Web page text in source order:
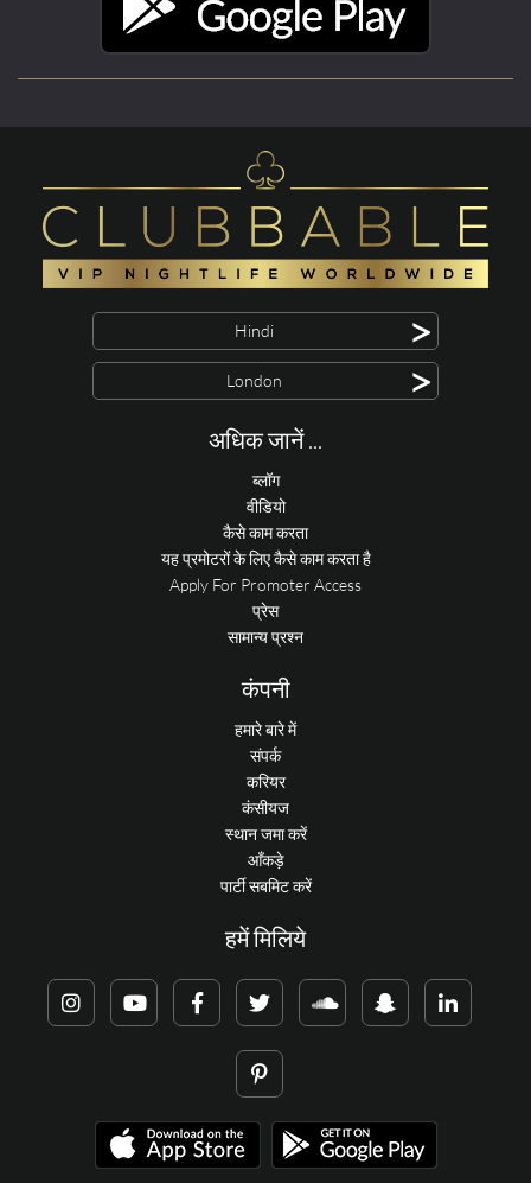
Hindi >
London >
अधिक जानें ...
ब्लॉग
वीडियो
कैसे काम करता
यह प्रमोटरों के लिए कैसे काम करता है
Apply For Promoter Access
प्रेस
सामान्य प्रश्न
कंपनी
हमारे बारे में
संपर्क
करियर
कंसीयज
स्थान जमा करें
आँकड़े
पार्टी सबमिट करें
हमें मिलिये